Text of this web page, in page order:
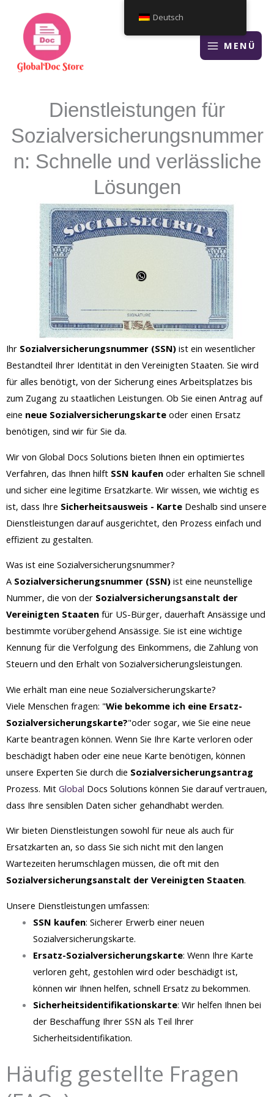
springen
MENÜ
Dienstleistungen für
Sozialversicherungsnummer
n: Schnelle und verlässliche
Lösungen
Ihr Sozialversicherungsnummer (SSN) ist ein wesentlicher
Bestandteil Ihrer Identität in den Vereinigten Staaten. Sie wird
für alles benötigt, von der Sicherung eines Arbeitsplatzes bis
zum Zugang zu staatlichen Leistungen. Ob Sie einen Antrag auf
eine neue Sozialversicherungskarte oder einen Ersatz
benötigen, sind wir für Sie da.
Wir von Global Docs Solutions bieten Ihnen ein optimiertes
Verfahren, das Ihnen hilft SSN kaufen oder erhalten Sie schnell
und sicher eine legitime Ersatzkarte. Wir wissen, wie wichtig es
ist, dass Ihre Sicherheitsausweis - Karte Deshalb sind unsere
Dienstleistungen darauf ausgerichtet, den Prozess einfach und
effizient zu gestalten.
Was ist eine Sozialversicherungsnummer?
A Sozialversicherungsnummer (SSN) ist eine neunstellige
Nummer, die von der Sozialversicherungsanstalt der
Vereinigten Staaten für US-Bürger, dauerhaft Ansässige und
bestimmte vorübergehend Ansässige. Sie ist eine wichtige
Kennung für die Verfolgung des Einkommens, die Zahlung von
Steuern und den Erhalt von Sozialversicherungsleistungen.
Wie erhält man eine neue Sozialversicherungskarte?
Viele Menschen fragen: "Wie bekomme ich eine Ersatz-
Sozialversicherungskarte?"oder sogar, wie Sie eine neue
Karte beantragen können. Wenn Sie Ihre Karte verloren oder
beschädigt haben oder eine neue Karte benötigen, können
unsere Experten Sie durch die Sozialversicherungsantrag
Prozess. Mit Global Docs Solutions können Sie darauf vertrauen,
dass Ihre sensiblen Daten sicher gehandhabt werden.
Wir bieten Dienstleistungen sowohl für neue als auch für
Ersatzkarten an, so dass Sie sich nicht mit den langen
Wartezeiten herumschlagen müssen, die oft mit den
Sozialversicherungsanstalt der Vereinigten Staaten.
Unsere Dienstleistungen umfassen:
SSN kaufen: Sicherer Erwerb einer neuen
Sozialversicherungskarte.
Ersatz-Sozialversicherungskarte: Wenn Ihre Karte
verloren geht, gestohlen wird oder beschädigt ist,
können wir Ihnen helfen, schnell Ersatz zu bekommen.
Sicherheitsidentifikationskarte: Wir helfen Ihnen bei
der Beschaffung Ihrer SSN als Teil Ihrer
Sicherheitsidentifikation.
Häufig gestellte Fragen
Deutsch